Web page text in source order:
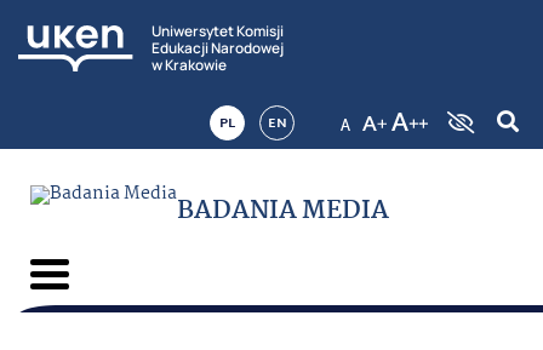
Uniwersytet Komisji
Edukacji Narodowej
w Krakowie
PL EN
BADANIA MEDIA